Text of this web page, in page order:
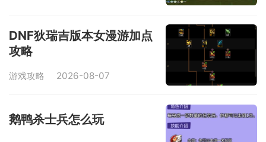
DNF狄瑞吉版本女漫游加点
攻略
游戏攻略 2026-08-07
鹅鸭杀士兵怎么玩